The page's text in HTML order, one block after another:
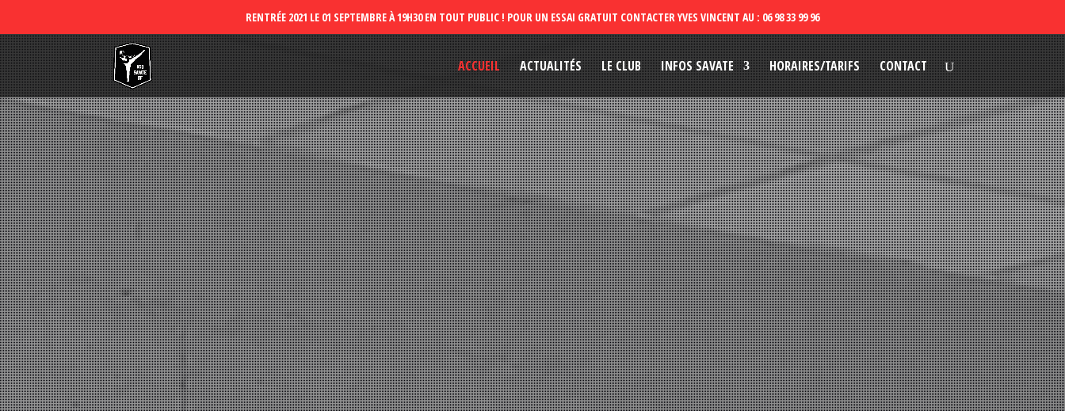
ACCUEIL ACTUALITÉS LE CLUB INFOS SAVATE HORAIRES/TARIFS CONTACT